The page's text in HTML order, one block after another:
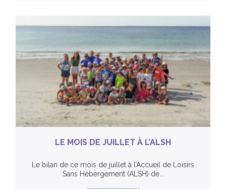
LE MOIS DE JUILLET À L’ALSH
Le bilan de ce mois de juillet à l’Accueil de Loisirs
Sans Hébergement (ALSH) de...